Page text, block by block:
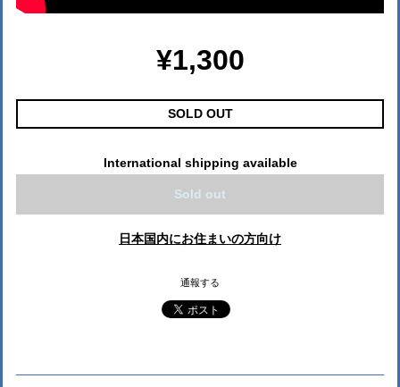
¥1,300
SOLD OUT
International shipping available
Sold out
日本国内にお住まいの方向け
通報する